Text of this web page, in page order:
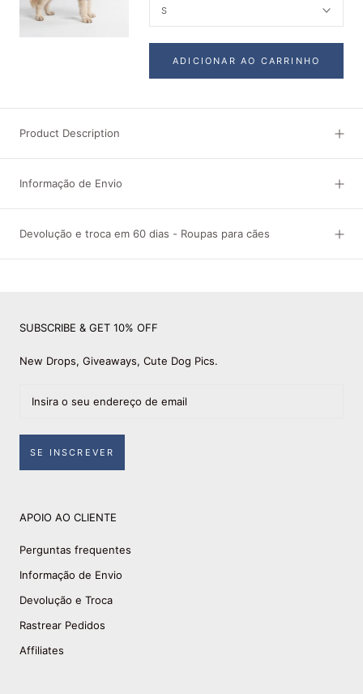
S
ADICIONAR AO CARRINHO
Product Description
Informação de Envio
Devolução e troca em 60 dias - Roupas para cães
SUBSCRIBE & GET 10% OFF
New Drops, Giveaways, Cute Dog Pics.
SE INSCREVER
APOIO AO CLIENTE
Perguntas frequentes
Informação de Envio
Devolução e Troca
Rastrear Pedidos
Affiliates